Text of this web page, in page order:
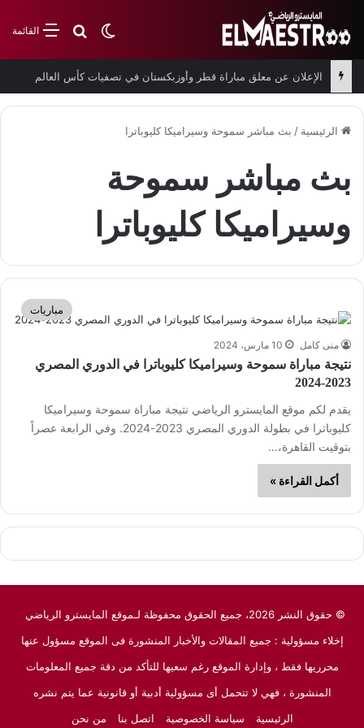
القائمةبحث عن
الوضع المظلم
الإعلان عن معلق مباراة قطر وأوزبكستان في تصفيات كأس العالم
الرئيسية / بث مباشر سموحة وسيراميكا كليوباترا
بث مباشر سموحة
وسيراميكا كليوباترا
مباريات
منى كامل 10 مارس، 2024
نتيجة مباراة سموحة وسيراميكا كليوباترا في الدوري المصري
2023-2024
يقدم لكم موقع المايسترو الرياضي نتيجة مباراة سموحة وسيراميكا
كليوباترا في بطولة الدوري المصري 2023-2024. وفي الرابعة عصراً
بتوقيت القاهرة،…
أكمل القراءة »
© حقوق النشر 2026، جميع الحقوق محفوظة لـموقع المايسترو الرياضي
إخلاء مسؤولية : جميع المقالات والأخبار المنشورة فى الموقع مسؤول عنها
محرريها فقط ، وإدارة الموقع رغم سعيها للتأكد من دقة جميع المعلومات
المنشورة ، فهي لا تتحمل أى مسؤولية أدبية أو قانونية عما يتم نشره
الرئيسية
سياسة الخصوصية اتصل بنا من نحن